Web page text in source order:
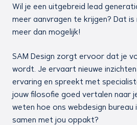
Wil je een uitgebreid lead
meer aanvragen te krijgen? Dat
meer dan mogelijk!
SAM Design zorgt ervoor dat je
wordt. Je ervaart nieuwe
ervaring en spreekt met
jouw filosofie goed vertalen naar
weten hoe ons webdesign bureau
samen met jou oppakt?